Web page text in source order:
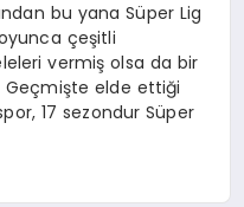
bu yana Süper Lig
çeşitli
vermiş olsa da bir
Geçmişte elde ettiği
17 sezondur Süper